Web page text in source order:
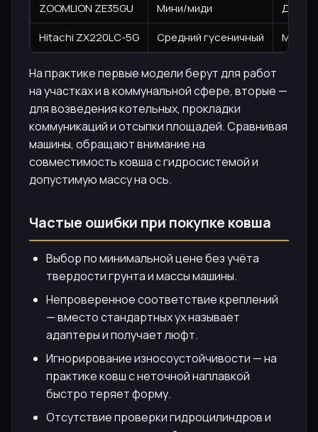
ZOOMLION ZE35GU
Мини/миди
Hitachi ZX220LC-5G
Средний гусеничный
На практике первые модели берут для работ
на участках и в коммунальной сфере, вторые —
для возведения котельных, прокладки
коммуникаций и отсыпки площадей. Сравнивая
машины, обращают внимание на
совместимость ковша с гидросистемой и
допустимую массу на ось.
Частые ошибки при покупке ковша
Выбор по минимальной цене без учёта
твердости грунта и массы машины.
Непроверенное соответствие креплений
— вместо стандартных ух называет
адаптеры и получает люфт.
Игнорирование износоустойчивости — на
практике ковш с неточной наплавкой
быстро теряет форму.
Отсутствие проверки гидроцилиндров и